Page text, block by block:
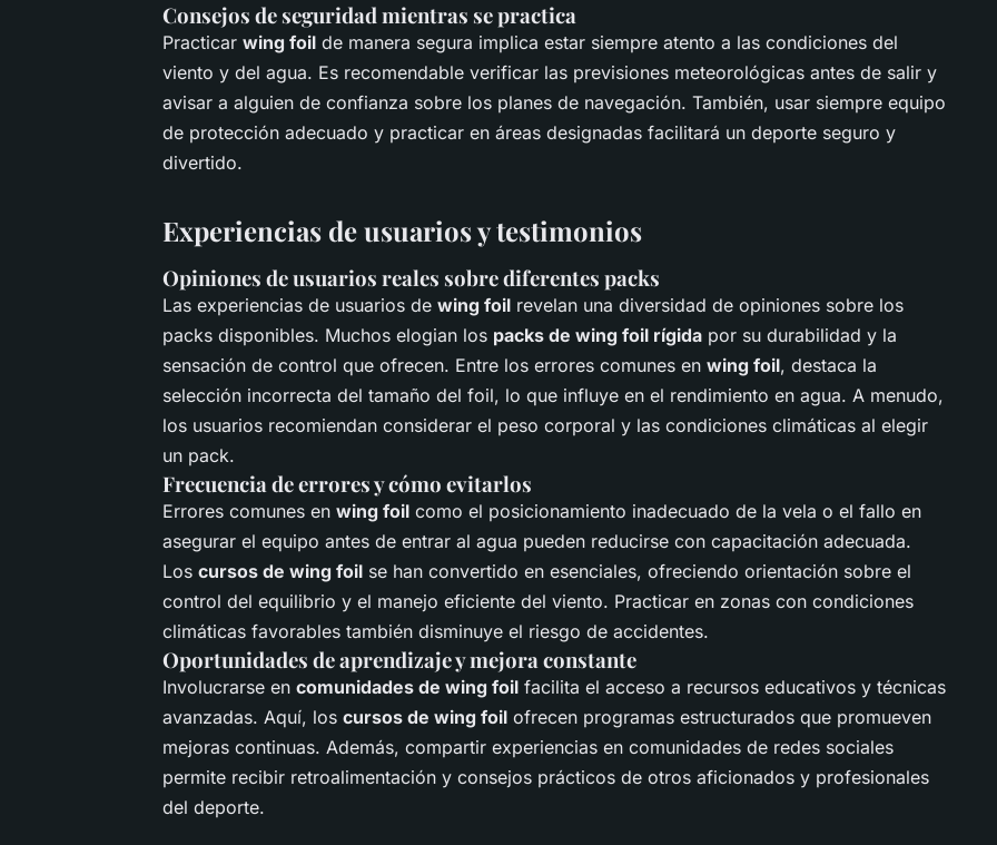
Consejos de seguridad mientras se practica
Practicar wing foil de manera segura implica estar siempre atento a las condiciones del
viento y del agua. Es recomendable verificar las previsiones meteorológicas antes de salir y
avisar a alguien de confianza sobre los planes de navegación. También, usar siempre equipo
de protección adecuado y practicar en áreas designadas facilitará un deporte seguro y
divertido.
Experiencias de usuarios y testimonios
Opiniones de usuarios reales sobre diferentes packs
Las experiencias de usuarios de wing foil revelan una diversidad de opiniones sobre los
packs disponibles. Muchos elogian los packs de wing foil rígida por su durabilidad y la
sensación de control que ofrecen. Entre los errores comunes en wing foil, destaca la
selección incorrecta del tamaño del foil, lo que influye en el rendimiento en agua. A menudo,
los usuarios recomiendan considerar el peso corporal y las condiciones climáticas al elegir
un pack.
Frecuencia de errores y cómo evitarlos
Errores comunes en wing foil como el posicionamiento inadecuado de la vela o el fallo en
asegurar el equipo antes de entrar al agua pueden reducirse con capacitación adecuada.
Los cursos de wing foil se han convertido en esenciales, ofreciendo orientación sobre el
control del equilibrio y el manejo eficiente del viento. Practicar en zonas con condiciones
climáticas favorables también disminuye el riesgo de accidentes.
Oportunidades de aprendizaje y mejora constante
Involucrarse en comunidades de wing foil facilita el acceso a recursos educativos y técnicas
avanzadas. Aquí, los cursos de wing foil ofrecen programas estructurados que promueven
mejoras continuas. Además, compartir experiencias en comunidades de redes sociales
permite recibir retroalimentación y consejos prácticos de otros aficionados y profesionales
del deporte.